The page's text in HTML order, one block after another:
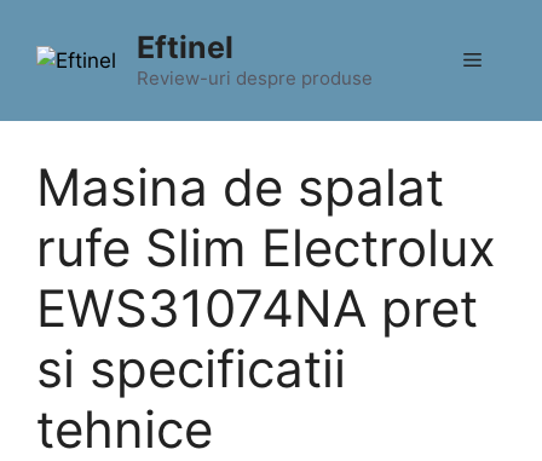
conținut
Eftinel
Review-uri despre produse
Meniu
Masina de spalat
rufe Slim Electrolux
EWS31074NA pret
si specificatii
tehnice